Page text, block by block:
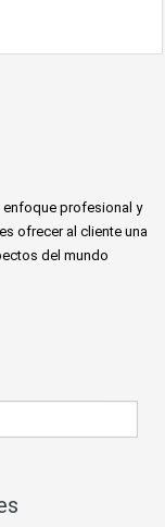
enfoque profesional y
ofrecer al cliente una
del mundo